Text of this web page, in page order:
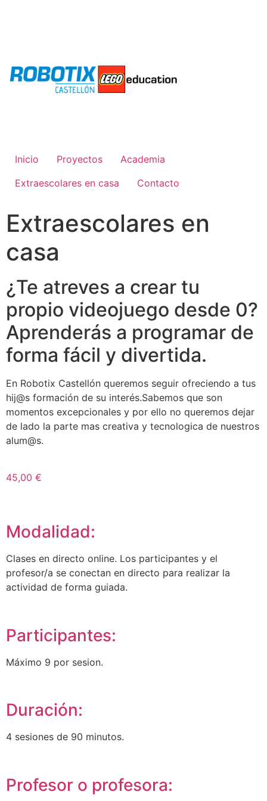
Inicio Proyectos
Academia
Extraescolares en casa
Contacto
Extraescolares en
casa
¿Te atreves a crear tu
propio videojuego desde 0?
Aprenderás a programar de
forma fácil y divertida.
En Robotix Castellón queremos seguir ofreciendo a tus
hij@s formación de su interés.Sabemos que son
momentos excepcionales y por ello no queremos dejar
de lado la parte mas creativa y tecnologica de nuestros
alum@s.
45,00 €
Modalidad:
Clases en directo online. Los participantes y el
profesor/a se conectan en directo para realizar la
actividad de forma guiada.
Participantes:
Máximo 9 por sesion.
Duración:
4 sesiones de 90 minutos.
Profesor o profesora: